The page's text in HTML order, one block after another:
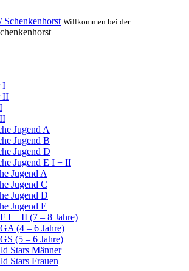
Willkommen bei der
I
II
Jugend A
Jugend B
Jugend D
Jugend E I + II
Jugend A
Jugend C
Jugend D
Jugend E
I + II (7 – 8 Jahre)
(4 – 6 Jahre)
(5 – 6 Jahre)
Stars Männer
Stars Frauen